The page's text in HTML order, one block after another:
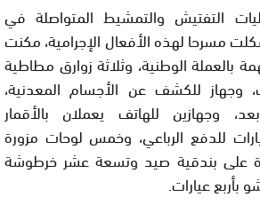
التفتيش والتمشيط المتواصلة في
مسرحا لهذه الأفعال الإجرامية، مكنت
بالعملة الوطنية، وثلاثة زوارق مطاطية
وجهاز للكشف عن الأجسام المعدنية،
وجهازين للهاتف يعملان بالأقمار
للدفع الرباعي، وخمس لوحات مزورة
على بندقية صيد وتسعة عشر خرطوشة
بأربع عيارات.